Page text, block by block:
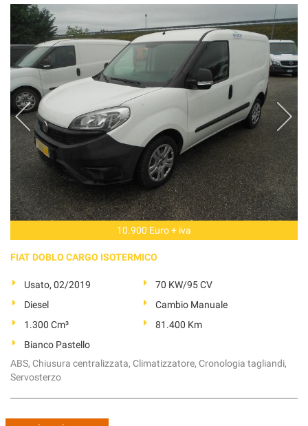
10.900 Euro + iva
FIAT DOBLO CARGO ISOTERMICO
Usato, 02/2019
70 KW/95 CV
Diesel
Cambio Manuale
1.300 Cm³
81.400 Km
Bianco Pastello
ABS, Chiusura centralizzata, Climatizzatore, Cronologia tagliandi,
Servosterzo